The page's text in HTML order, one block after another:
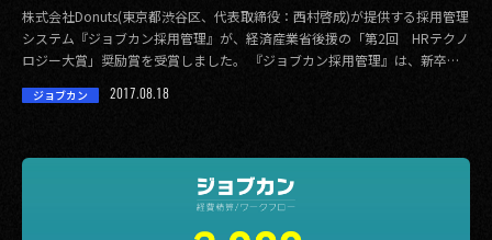
株式会社Donuts(東京都渋谷区、代表取締役：西村啓成)が提供する採用管理
システム『ジョブカン採用管理』が、経済産業省後援の「第2回 HRテクノ
ロジー大賞」奨励賞を受賞しました。 『ジョブカン採用管理』は、新卒・
ジョブカン 2017.08.18